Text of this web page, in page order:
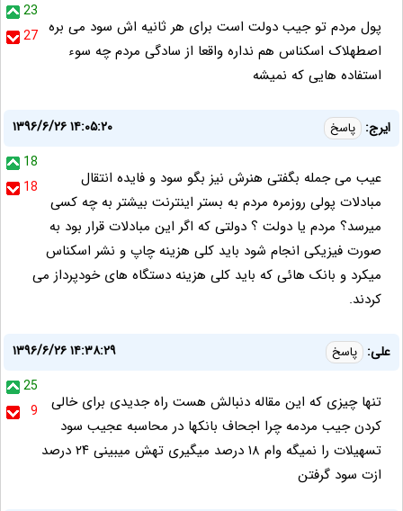
23
27 پول مردم تو جیب دولت است برای هر ثانیه اش سود می بره
اصطهلاک اسکناس هم نداره واقعا از سادگی مردم چه سوء
استفاده هایی که نمیشه
ایرج: پاسخ
۱۳۹۶/۶/۲۶ ۱۴:۰۵:۲۰
18
18
عیب می جمله بگفتی هنرش نیز بگو سود و فایده انتقال
مبادلات پولی روزمره مردم به بستر اینترنت بیشتر به چه کسی
میرسد؟ مردم یا دولت ؟ دولتی که اگر این مبادلات قرار بود به
صورت فیزیکی انجام شود باید کلی هزینه چاپ و نشر اسکناس
میکرد و بانک هائی که باید کلی هزینه دستگاه های خودپرداز می
کردند.
علی: پاسخ
۱۳۹۶/۶/۲۶ ۱۴:۳۸:۲۹
25
9
تنها چیزی که این مقاله دنبالش هست راه جدیدی برای خالی
کردن جیب مردمه چرا اجحاف بانکها در محاسبه عجیب سود
تسهیلات را نمیگه وام ۱۸ درصد میگیری تهش میبینی ۲۴ درصد
ازت سود گرفتن